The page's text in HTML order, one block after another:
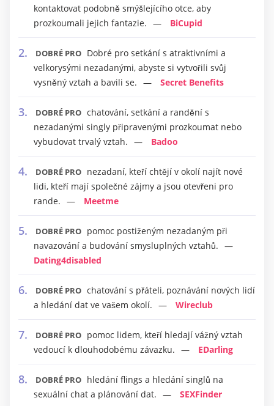
kontaktovat podobně smýšlejícího otce, aby
prozkoumali jejich fantazie.
BiCupid
DOBRÉ PRO Dobré pro setkání s atraktivními a
velkorysými nezadanými, abyste si vytvořili svůj
vysněný vztah a bavili se.
Secret Benefits
DOBRÉ PRO chatování, setkání a randění s
nezadanými singly připravenými prozkoumat nebo
vybudovat trvalý vztah.
Badoo
DOBRÉ PRO nezadaní, kteří chtějí v okolí najít nové
lidi, kteří mají společné zájmy a jsou otevřeni pro
rande.
Meetme
DOBRÉ PRO pomoc postiženým nezadaným při
navazování a budování smysluplných vztahů.
Dating4disabled
DOBRÉ PRO chatování s přáteli, poznávání nových lidí
a hledání dat ve vašem okolí.
Wireclub
DOBRÉ PRO pomoc lidem, kteří hledají vážný vztah
vedoucí k dlouhodobému závazku.
EDarling
DOBRÉ PRO hledání flings a hledání singlů na
sexuální chat a plánování dat.
SEXFinder